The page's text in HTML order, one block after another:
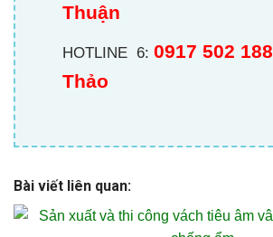
Thuận
HOTLINE 6:0917 502 188
Thảo
Bài viết liên quan: